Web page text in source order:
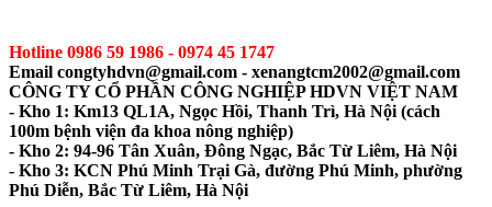
Hotline 0986 59 1986 - 0974 45 1747
Email congtyhdvn@gmail.com - xenangtcm2002@gmail.com
CÔNG TY CỔ PHẦN CÔNG NGHIỆP HDVN VIỆT NAM
- Kho 1: Km13 QL1A, Ngọc Hồi, Thanh Trì, Hà Nội (cách
100m bệnh viện đa khoa nông nghiệp)
- Kho 2: 94-96 Tân Xuân, Đông Ngạc, Bắc Từ Liêm, Hà Nội
- Kho 3: KCN Phú Minh Trại Gà, đường Phú Minh, phường
Phú Diễn, Bắc Từ Liêm, Hà Nội